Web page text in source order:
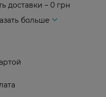
доставки – 0 грн
больше